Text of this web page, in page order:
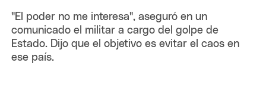
"El poder no me interesa", aseguró en un
comunicado el militar a cargo del golpe de
Estado. Dijo que el objetivo es evitar el caos en
ese país.